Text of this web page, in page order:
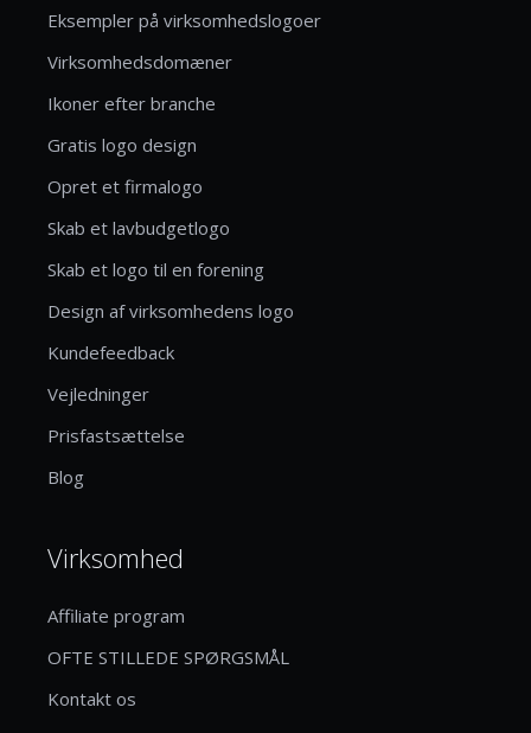
Eksempler på virksomhedslogoer
Virksomhedsdomæner
Ikoner efter branche
Gratis logo design
Opret et firmalogo
Skab et lavbudgetlogo
Skab et logo til en forening
Design af virksomhedens logo
Kundefeedback
Vejledninger
Prisfastsættelse
Blog
Virksomhed
Affiliate program
OFTE STILLEDE SPØRGSMÅL
Kontakt os